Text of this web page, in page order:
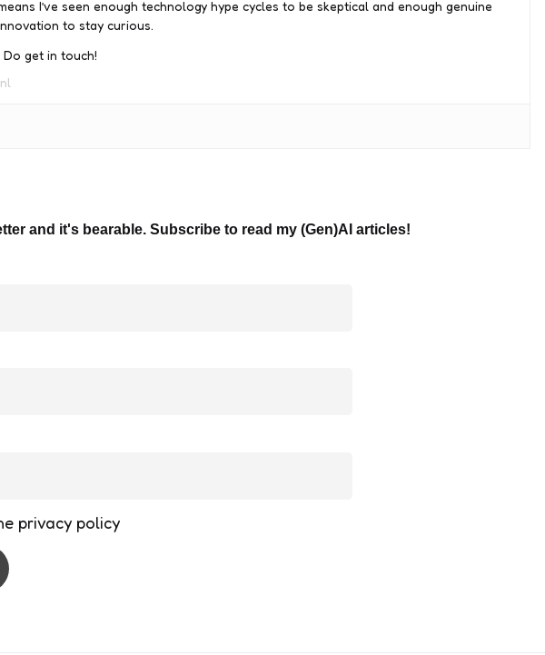
I’ve seen enough technology hype cycles to be skeptical and enough genuine
to stay curious.
get in touch!
and it's bearable. Subscribe to read my (Gen)AI articles!
privacy policy